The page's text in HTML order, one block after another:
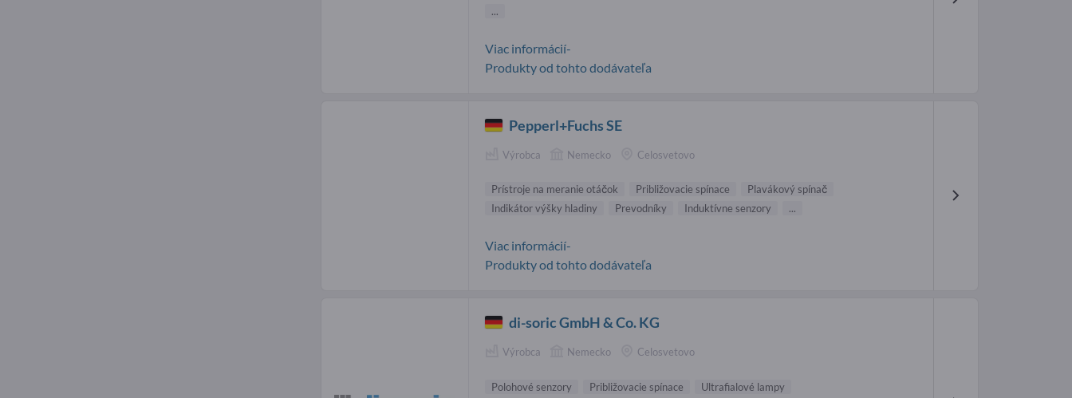
...
Viac informácií-
Produkty od tohto dodávateľa
Pepperl+Fuchs SE
Výrobca Nemecko Celosvetovo
Prístroje na meranie otáčok Približovacie spínace
Plavákový spínač
Indikátor výšky hladiny
Prevodníky Induktívne senzory ...
Viac informácií-
Produkty od tohto dodávateľa
di-soric GmbH & Co. KG
Výrobca Nemecko Celosvetovo
Polohové senzory Približovacie spínace
Ultrafialové lampy